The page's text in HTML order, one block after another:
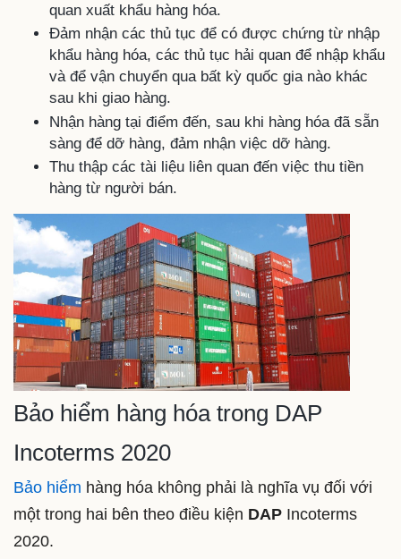
quan xuất khẩu hàng hóa.
Đảm nhận các thủ tục để có được chứng từ nhập
khẩu hàng hóa, các thủ tục hải quan để nhập khẩu
và để vận chuyển qua bất kỳ quốc gia nào khác
sau khi giao hàng.
Nhận hàng tại điểm đến, sau khi hàng hóa đã sẵn
sàng để dỡ hàng, đảm nhận việc dỡ hàng.
Thu thập các tài liệu liên quan đến việc thu tiền
hàng từ người bán.
Bảo hiểm hàng hóa trong DAP
Incoterms 2020
Bảo hiểm hàng hóa không phải là nghĩa vụ đối với
một trong hai bên theo điều kiện DAP Incoterms
2020.